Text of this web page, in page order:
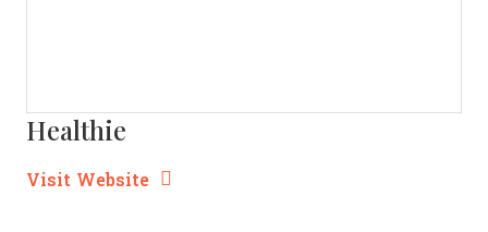
Healthie
Visit WebsiteOpens New Window